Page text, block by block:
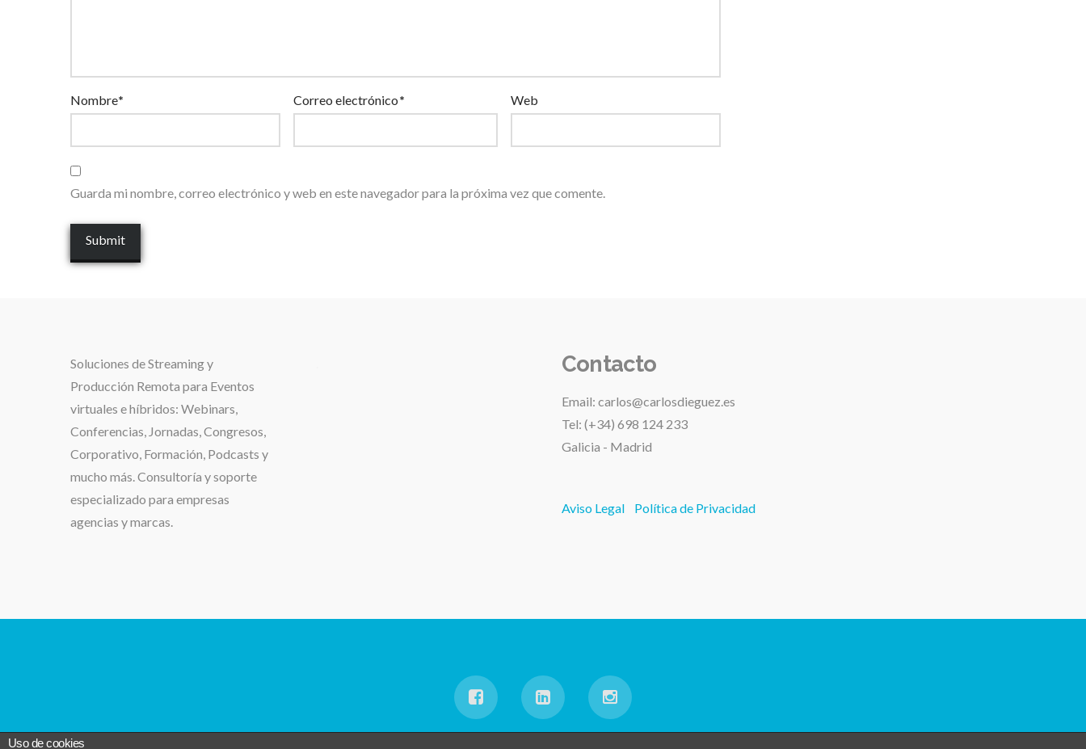
Nombre* Correo electrónico* Web
Guarda mi nombre, correo electrónico y web en este navegador para la próxima vez que comente.
Soluciones deStreaming y
Producción Remota para Eventos
virtuales e híbridos: Webinars,
Conferencias, Jornadas, Congresos,
Corporativo, Formación, Podcasts y
mucho más. Consultoría y soporte
especializado para empresas
agencias y marcas.
Contacto
Email: carlos@carlosdieguez.es
Tel: (+34) 698 124 233
Galicia - Madrid
Aviso Legal Política de Privacidad
Uso de cookies